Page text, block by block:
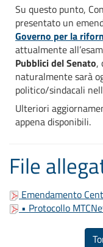
Su questo punto,
presentato un
Governo per la
attualmente
Pubblici del Senato,
naturalmente sarà
politico/sindacali
Ulteriori
appena disponibili.
File
Emendamento
• Protocollo